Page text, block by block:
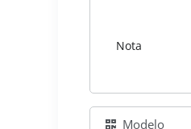
Nota
Modelo